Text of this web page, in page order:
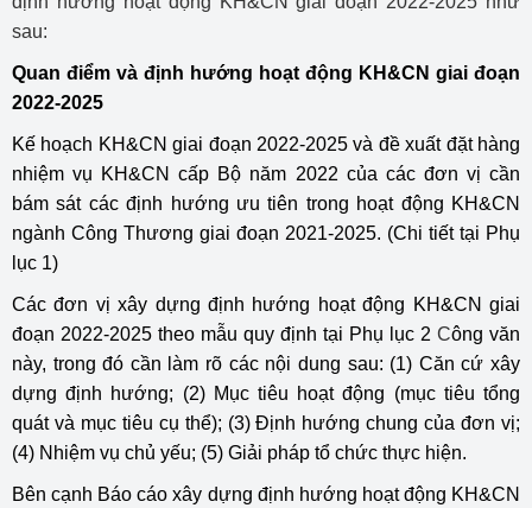
sau:
Quan điểm và định hướng hoạt động KH&CN giai đoạn
2022-2025
Kế hoạch KH&CN giai đoạn 2022-2025 và đề xuất đặt hàng
nhiệm vụ KH&CN cấp Bộ năm 2022 của các đơn vị cần
bám sát các định hướng ưu tiên trong hoạt động KH&CN
ngành Công Thương giai đoạn 2021-2025. (Chi tiết tại Phụ
lục 1)
Các đơn vị xây dựng định hướng hoạt động KH&CN giai
đoạn 2022-2025 theo mẫu quy định tại Phụ lục 2 Công văn
này, trong đó cần làm rõ các nội dung sau: (1) Căn cứ xây
dựng định hướng; (2) Mục tiêu hoạt động (mục tiêu tổng
quát và mục tiêu cụ thể); (3) Định hướng chung của đơn vị;
(4) Nhiệm vụ chủ yếu; (5) Giải pháp tổ chức thực hiện.
Bên cạnh Báo cáo xây dựng định hướng hoạt động KH&CN